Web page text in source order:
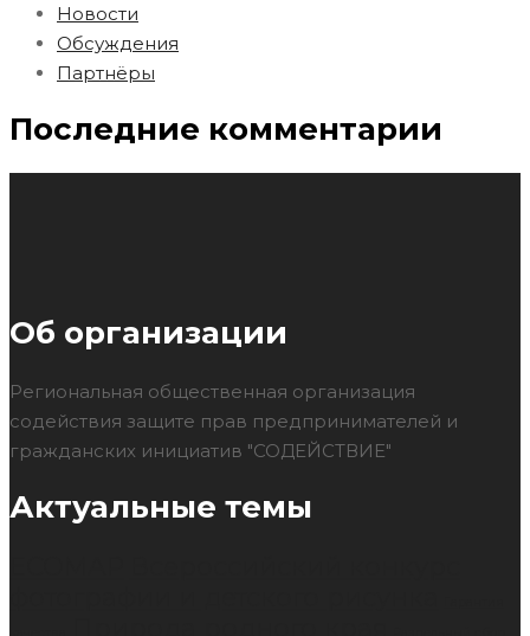
Новости
Обсуждения
Партнёры
Последние комментарии
Об организации
Региональная общественная организация
содействия защите прав предпринимателей и
гражданских инициатив "СОДЕЙСТВИЕ"
Актуальные темы